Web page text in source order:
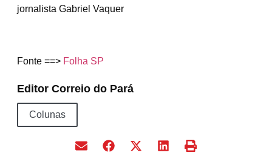
jornalista Gabriel Vaquer
Fonte ==> Folha SP
Editor Correio do Pará
Colunas